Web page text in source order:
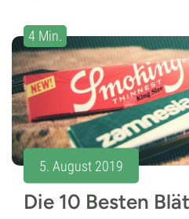
4 Min.
5. August 2019
Die 10 Besten